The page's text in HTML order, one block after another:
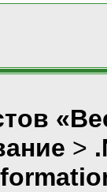
>